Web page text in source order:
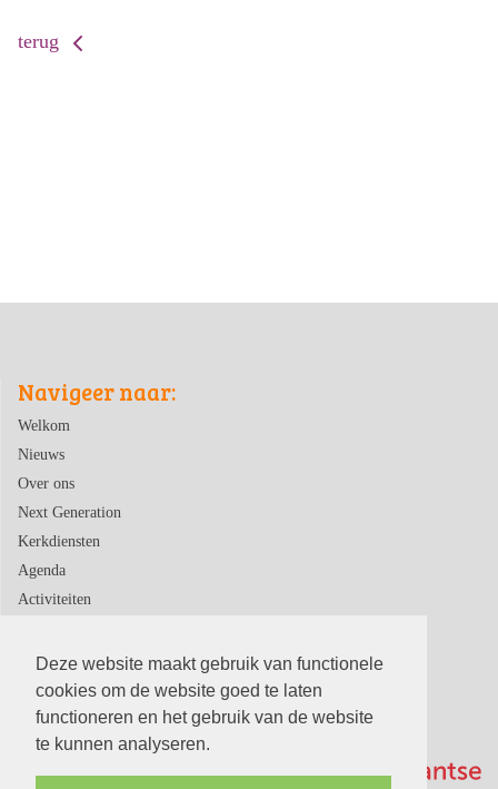
Deze website maakt gebruik van functionele
cookies om de website goed te laten
functioneren en het gebruik van de website
te kunnen analyseren.
terug
Navigeer naar:
Welkom
Nieuws
Over ons
Next Generation
Kerkdiensten
Agenda
Activiteiten